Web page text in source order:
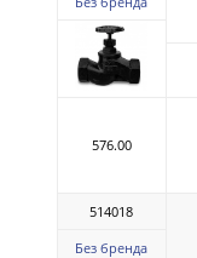
576.00
514018
Без бренда